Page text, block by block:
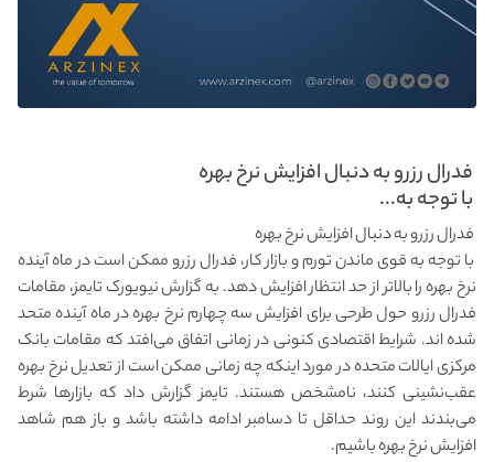
فدرال رزرو به‌ دنبال افزایش نرخ بهره
با توجه به...
فدرال رزرو به‌ دنبال افزایش نرخ بهره
با توجه به قوی ماندن تورم و بازار کار، فدرال رزرو ممکن است در ماه آینده
نرخ بهره را بالاتر از حد انتظار افزایش دهد. به گزارش نیویورک تایمز، مقامات
فدرال رزرو حول طرحی برای افزایش سه چهارم نرخ بهره در ماه آینده متحد
شده اند. شرایط اقتصادی کنونی در زمانی اتفاق می‌افتد که مقامات بانک
مرکزی ایالات متحده در مورد اینکه چه زمانی ممکن است از تعدیل نرخ بهره
عقب‌نشینی کنند، نامشخص هستند. تایمز گزارش داد که بازارها شرط
می‌بندند این روند حداقل تا دسامبر ادامه داشته باشد و باز هم شاهد
افزایش نرخ بهره باشیم.